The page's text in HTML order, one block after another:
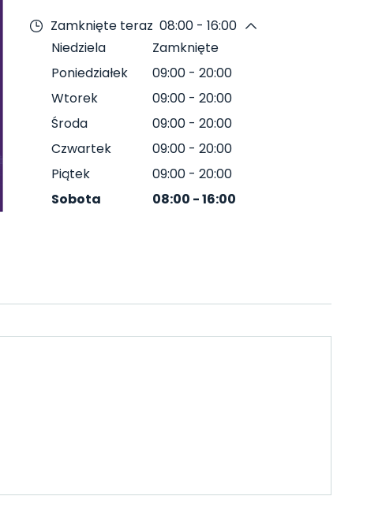
Zamknięte teraz 08:00 - 16:00
Niedziela
Zamknięte
Poniedziałek
09:00 - 20:00
Wtorek
09:00 - 20:00
Środa
09:00 - 20:00
Czwartek
09:00 - 20:00
Piątek
09:00 - 20:00
Sobota
08:00 -16:00